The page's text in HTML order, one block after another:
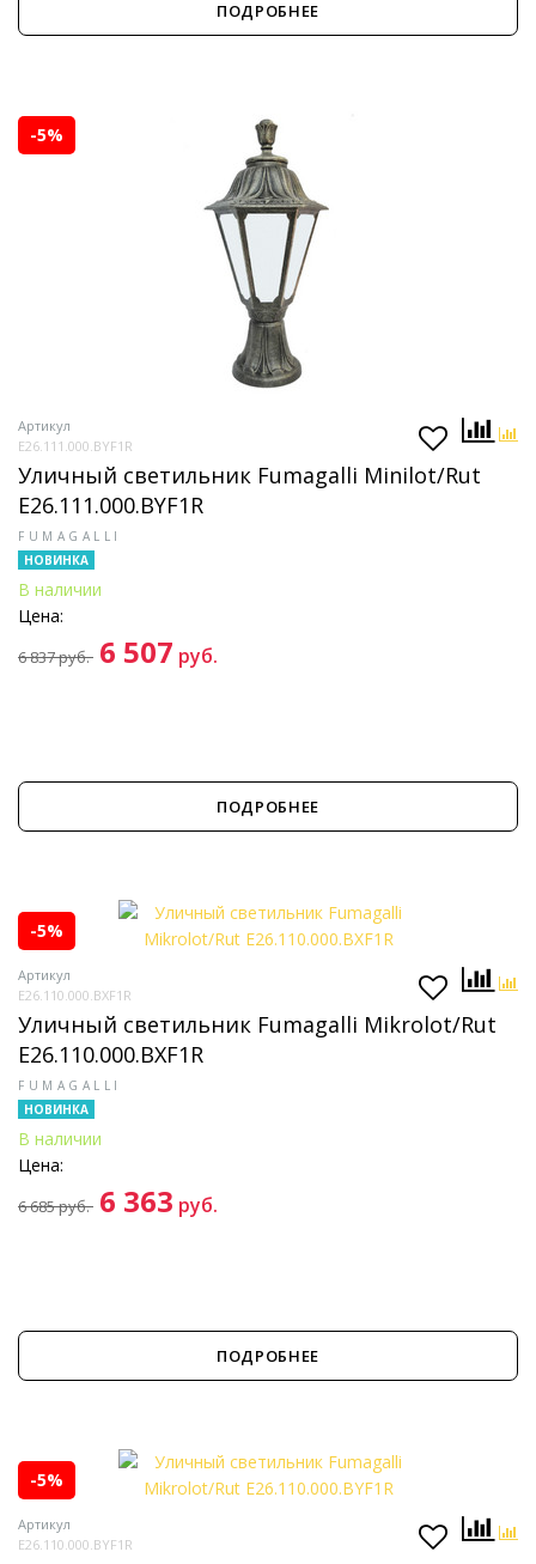
ПОДРОБНЕЕ
-5%
Артикул
E26.111.000.BYF1R
Уличный светильник Fumagalli Minilot/Rut
E26.111.000.BYF1R
FUMAGALLI
НОВИНКА
В наличии
Цена:
6 837руб. 6 507 руб.
ПОДРОБНЕЕ
-5%
Артикул
E26.110.000.BXF1R
Уличный светильник Fumagalli Mikrolot/Rut
E26.110.000.BXF1R
FUMAGALLI
НОВИНКА
В наличии
Цена:
6 685руб. 6 363 руб.
ПОДРОБНЕЕ
-5%
Артикул
E26.110.000.BYF1R